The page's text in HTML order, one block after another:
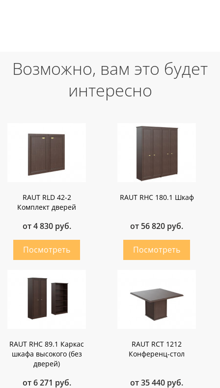
Возможно, вам это будет
интересно
RAUT RLD 42-2
Комплект дверей
от 4 830 руб.
RAUT RHC 180.1 Шкаф
от 56 820 руб.
RAUT RHC 89.1 Каркас
шкафа высокого (без
дверей)
от 6 271 руб.
RAUT RCT 1212
Конференц-стол
от 35 440 руб.